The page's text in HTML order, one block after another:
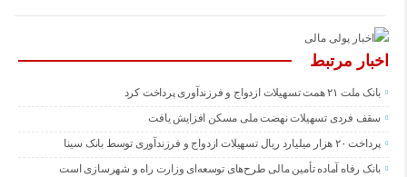
اخبار مرتبط
بانک ملت ۲۱ همت تسهیلات ازدواج و فرزندآوری پرداخت کرد
سقف فردی تسهیلات نهضت ملی مسکن افزایش یافت
پرداخت ۲۰ هزار میلیارد ریال تسهیلات ازدواج و فرزند‌آوری توسط بانک سینا
بانک رفاه آماده تأمین مالی طرح‌های توسعه‌ای وزارت راه و شهرسازی است